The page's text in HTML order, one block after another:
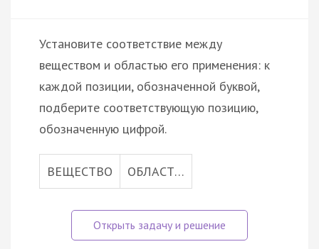
Установите соответствие между
веществом и областью его применения: к
каждой позиции, обозначенной буквой,
подберите соответствующую позицию,
обозначенную цифрой.
ВЕЩЕСТВО ОБЛАСТ…